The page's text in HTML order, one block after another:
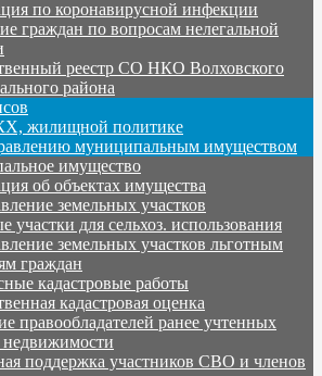
по коронавирусной инфекции
граждан по вопросам нелегальной
реестр СО НКО Волховского
района
жилищной политике
муниципальным имуществом
имущество
об объектах имущества
земельных участков
участки для сельхоз. использования
земельных участков льготным
граждан
кадастровые работы
кадастровая оценка
правообладателей ранее учтенных
недвижимости
поддержка участников СВО и членов